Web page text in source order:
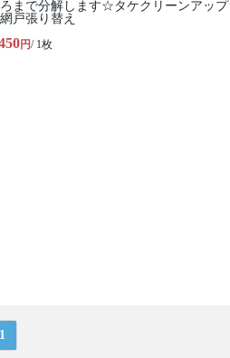
まで分解します☆タケクリーンアップ
戸張り替え
円/ 1枚
1